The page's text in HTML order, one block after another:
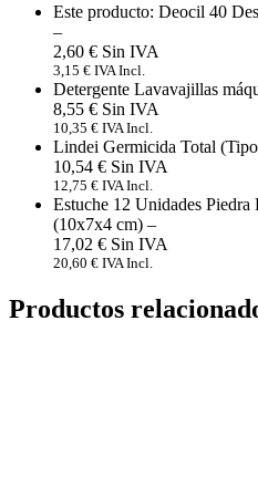
Este producto: Deocil 40
–
2,60 €
3,15 € IVA Incl.
Detergente Lavavajillas
8,55 €
10,35 € IVA Incl.
Lindei Germicida Total
10,54 €
12,75 € IVA Incl.
Estuche 12 Unidades Piedra
(10x7x4 cm) –
17,02 €
20,60 € IVA Incl.
Productos